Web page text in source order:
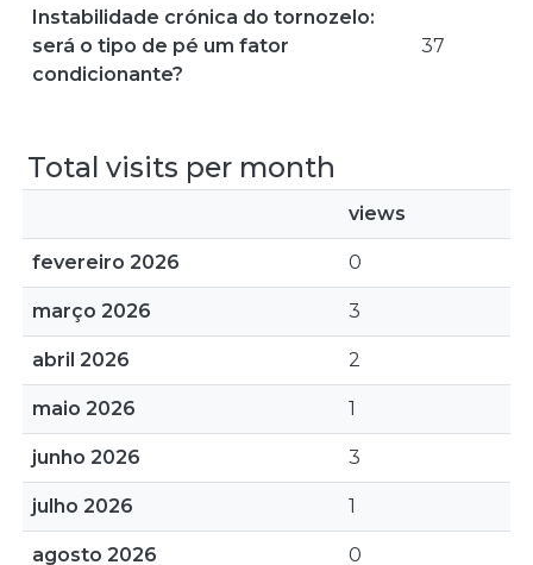
Instabilidade crónica do tornozelo:
será o tipo de pé um fator
condicionante?
37
Total visits per month
views
fevereiro 2026 0
março 2026 3
abril 2026 2
maio 2026 1
junho 2026 3
julho 2026 1
agosto 2026 0